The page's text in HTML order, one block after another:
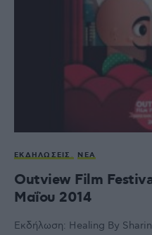
ΕΚΔΗΛΏΣΕΙΣ ΝΈΑ
Outview Film
Μαΐου 2014
Εκδήλωση: Healing By